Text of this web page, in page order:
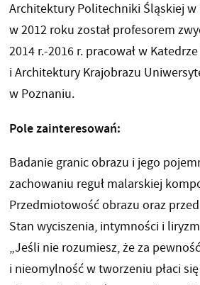
Architektury Politechniki Śląskiej w
w 2012 roku został profesorem
2014 r.-2016 r. pracował w
i Architektury Krajobrazu
w Poznaniu.
Pole zainteresowań:
Badanie granic obrazu i jego
zachowaniu reguł malarskiej
Przedmiotowość obrazu oraz
Stan wyciszenia, intymności i
„Jeśli nie rozumiesz, że za
i nieomylność w tworzeniu płaci